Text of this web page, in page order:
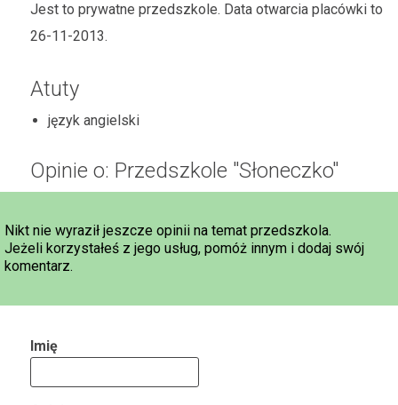
Jest to prywatne przedszkole. Data otwarcia placówki to
26-11-2013.
Atuty
język angielski
Opinie o: Przedszkole "Słoneczko"
Nikt nie wyraził jeszcze opinii na temat przedszkola.
Jeżeli korzystałeś z jego usług, pomóż innym i dodaj swój
komentarz.
Imię